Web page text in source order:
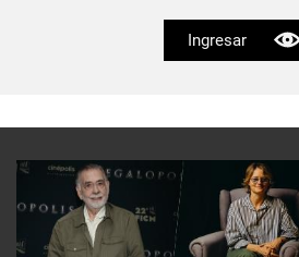
Ingresar